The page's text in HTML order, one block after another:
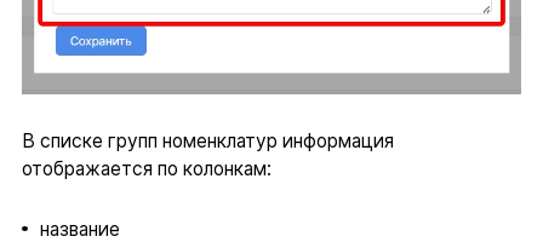
В списке групп номенклатур информация
отображается по колонкам:
название